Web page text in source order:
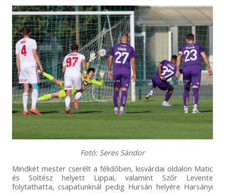
Fotó: Seres Sándor
Mindkét mester cserélt a félidőben, kisvárdai oldalon Matic
és Soltész helyett Lippai, valamint Szőr Levente
folytathatta, csapatunknál pedig Hursán helyére Harsányi